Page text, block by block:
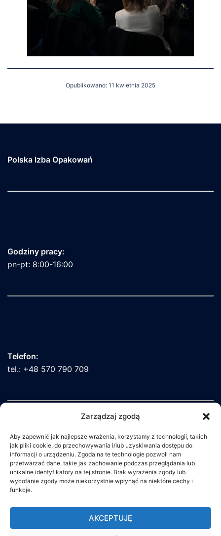
Zarządzaj zgodą
Aby zapewnić jak najlepsze wrażenia, korzystamy z technologii, takich
jak pliki cookie, do przechowywania i/lub uzyskiwania dostępu do
informacji o urządzeniu. Zgoda na te technologie pozwoli nam
przetwarzać dane, takie jak zachowanie podczas przeglądania lub
unikalne identyfikatory na tej stronie. Brak wyrażenia zgody lub
wycofanie zgody może niekorzystnie wpłynąć na niektóre cechy i
funkcje.
AKCEPTUJĘ
Opublikowano: 11 kwietnia 2025
Polska Izba Opakowań
Godziny pracy:
pn-pt: 8:00-16:00
Telefon:
tel.: +48 570 790 709
Poczta elektroniczna:
info@pio.org.pl